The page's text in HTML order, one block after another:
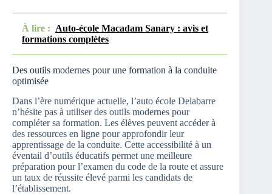
À lire : Auto-école Macadam Sanary : avis et
formations complètes
Des outils modernes pour une formation à la conduite
optimisée
Dans l’ère numérique actuelle, l’auto école Delabarre
n’hésite pas à utiliser des outils modernes pour
compléter sa formation. Les élèves peuvent accéder à
des ressources en ligne pour approfondir leur
apprentissage de la conduite. Cette accessibilité à un
éventail d’outils éducatifs permet une meilleure
préparation pour l’examen du code de la route et assure
un taux de réussite élevé parmi les candidats de
l’établissement.